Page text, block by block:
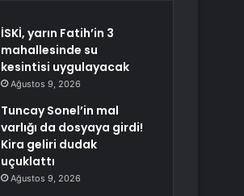
İSKİ, yarın Fatih’in 3
mahallesinde su
kesintisi uygulayacak
Ağustos 9, 2026
Tuncay Sonel’in mal
varlığı da dosyaya girdi!
Kira geliri dudak
uçuklattı
Ağustos 9, 2026